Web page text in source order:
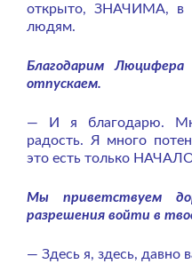
открыто, ЗНАЧИМА, в
людям.
Благодарим
отпускаем.
— И я благодарю.
радость. Я много
это есть только
Мы приветствуем
разрешения войти в
— Здесь я, здесь, давно